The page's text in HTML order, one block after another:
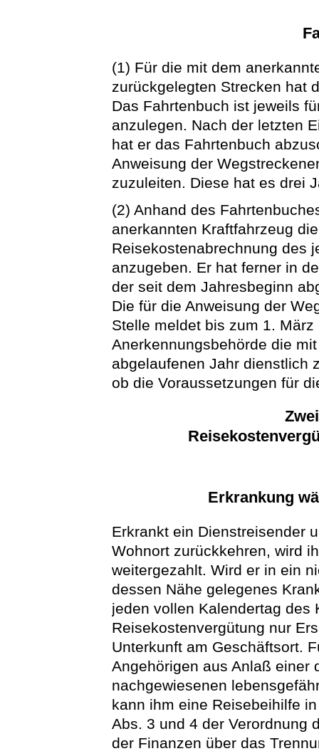
(1) Für die mit dem
zurückgelegten Strecken hat
Das Fahrtenbuch ist jeweils
anzulegen. Nach der letzten
hat er das Fahrtenbuch
Anweisung der
zuzuleiten. Diese hat es drei
(2) Anhand des
anerkannten Kraftfahrzeug
Reisekostenabrechnung des
anzugeben. Er hat ferner in
der seit dem Jahresbeginn
Die für die Anweisung der
Stelle meldet bis zum 1.
Anerkennungsbehörde die
abgelaufenen Jahr dienstlich
ob die Voraussetzungen für
Erkrankung
Erkrankt ein Dienstreisender
Wohnort zurückkehren, wird
weitergezahlt. Wird er in ein
dessen Nähe gelegenes
jeden vollen Kalendertag des
Reisekostenvergütung nur
Unterkunft am Geschäftsort.
Angehörigen aus Anlaß einer
nachgewiesenen
kann ihm eine Reisebeihilfe
Abs. 3 und 4 der Verordnung
der Finanzen über das